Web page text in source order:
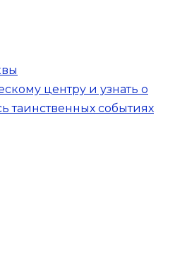
центру и узнать о
таинственных событиях